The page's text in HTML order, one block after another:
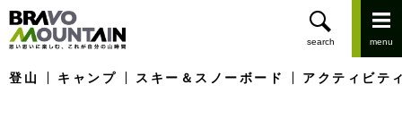
登山 キャンプ スキー＆スノーボード アクティビテ